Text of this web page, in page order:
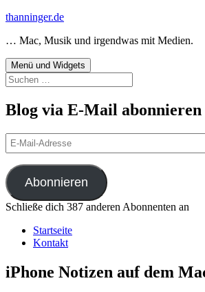
Zum
springen
thanninger.de
… Mac, Musik und irgendwas mit Medien.
Menü und Widgets
Suchen
nach:
Blog via E-Mail abonnieren
E-
Mail-
Adresse
Abonnieren
Schließe dich 387 anderen Abonnenten an
Startseite
Kontakt
iPhone Notizen auf dem